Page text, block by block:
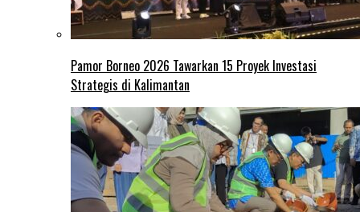
Pamor Borneo 2026 Tawarkan 15 Proyek Investasi
Strategis di Kalimantan